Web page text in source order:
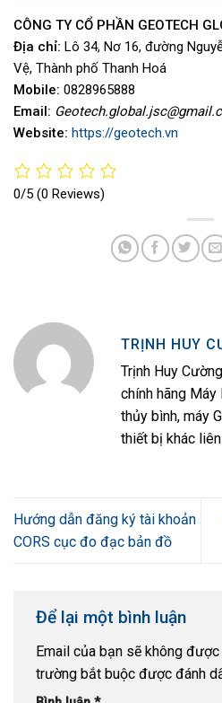
CÔNG TY CỔ PHẦN GEOTECH
Địa chỉ: Lô 34, Nơ 16, đường
Vệ, Thành phố Thanh Hoá
Mobile: 0828965888
Email:
Website: https://geotech.vn
0/5 (0 Reviews)
TRỊNH HUY
Trịnh Huy
chính hãng Máy
thủy bình, máy
thiết bị khác
Hướng dẫn đăng ký tài khoản
CORS cục đo đạc bản đồ
Để lại một bình luận
Email của bạn sẽ không
trường bắt buộc được đánh